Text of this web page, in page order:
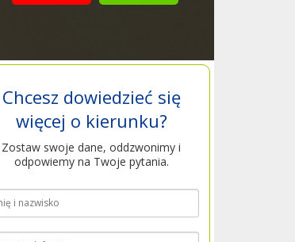
Chcesz dowiedzieć się
więcej o kierunku?
Zostaw swoje dane, oddzwonimy i
odpowiemy na Twoje pytania.